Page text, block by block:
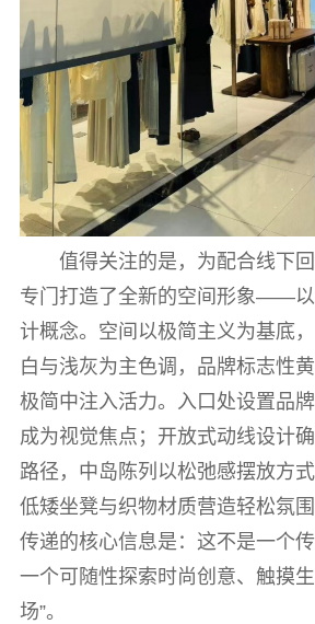
值得关注的是，为配合线下
专门打造了全新的空间形象——以
计概念。空间以极简主义为基底
白与浅灰为主色调，品牌标志性
极简中注入活力。入口处设置品牌
成为视觉焦点；开放式动线设计
路径，中岛陈列以松弛感摆放方
低矮坐凳与织物材质营造轻松氛
传递的核心信息是：这不是一个
一个可随性探索时尚创意、触摸
场”。